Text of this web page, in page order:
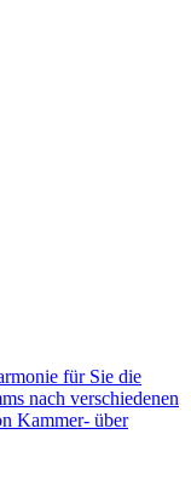
für Sie die
nach verschiedenen
Kammer- über